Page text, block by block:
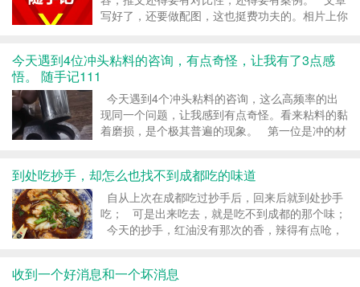
写好了，还要做配图，这也挺费功夫的。相片上你
虽然不烧脑，但这是体...
今天遇到4位冲头粘料的咨询，有点奇怪，让我有了3点感
悟。 随手记111
今天遇到4个冲头粘料的咨询，这么高频率的出
现同一个问题，让我感到有点奇怪。看来粘料的黏
着磨损，是个极其普遍的现象。 第一位是冲的材
1000-2000次就有。...
到处吃抄手，却怎么也找不到成都吃的味道
自从上次在成都吃过抄手后，回来后就到处抄手
吃； 可是出来吃去，就是吃不到成都的那个味；
今天的抄手，红油没有那次的香，辣得有点呛，
收到一个好消息和一个坏消息